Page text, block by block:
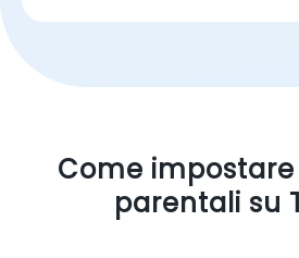
Come
parentali su